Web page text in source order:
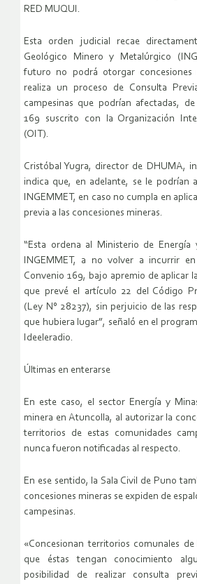
RED MUQUI.
Esta orden judicial recae
Geológico Minero y Metalúrgico
futuro no podrá otorgar concesiones
realiza un proceso de Consulta
campesinas que podrían afectadas,
169 suscrito con la Organización
(OIT).
Cristóbal Yugra, director de DHUMA,
indica que, en adelante, se le podrían
INGEMMET, en caso no cumpla en
previa a las concesiones mineras.
“Esta ordena al Ministerio de Energía
INGEMMET, a no volver a incurrir
Convenio 169, bajo apremio de aplicar
que prevé el artículo 22 del Código
(Ley N° 28237), sin perjuicio de las
que hubiera lugar”, señaló en el
Ideeleradio.
Últimas en enterarse
En este caso, el sector Energía y
minera en Atuncolla, al autorizar la
territorios de estas comunidades
nunca fueron notificadas al respecto.
En ese sentido, la Sala Civil de Puno
concesiones mineras se expiden de
campesinas.
«Concesionan territorios comunales
que éstas tengan conocimiento
posibilidad de realizar consulta